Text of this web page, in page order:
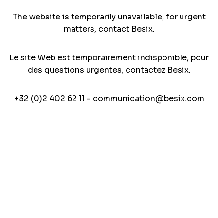
The website is temporarily unavailable, for urgent
matters, contact Besix.
Le site Web est temporairement indisponible, pour
des questions urgentes, contactez Besix.
+32 (0)2 402 62 11 - communication@besix.com